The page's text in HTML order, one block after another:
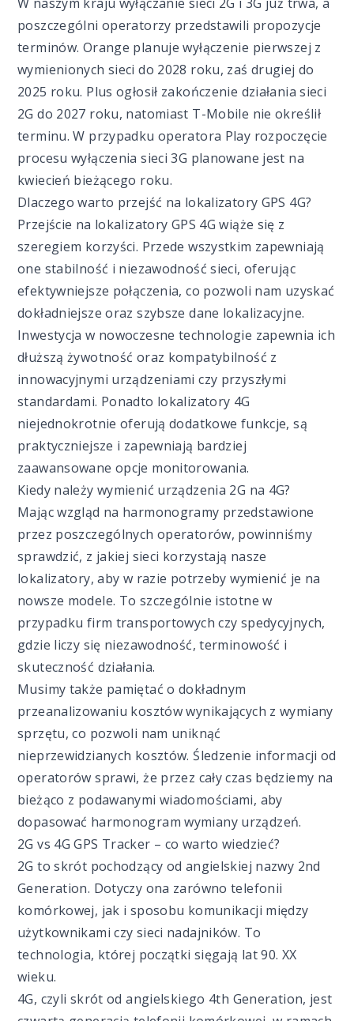
poszczególni operatorzy przedstawili propozycje
terminów. Orange planuje wyłączenie pierwszej z
wymienionych sieci do 2028 roku, zaś drugiej do
2025 roku. Plus ogłosił zakończenie działania sieci
2G do 2027 roku, natomiast T-Mobile nie określił
terminu. W przypadku operatora Play rozpoczęcie
procesu wyłączenia sieci 3G planowane jest na
kwiecień bieżącego roku.
Dlaczego warto przejść na lokalizatory GPS 4G?
Przejście na lokalizatory GPS 4G wiąże się z
szeregiem korzyści. Przede wszystkim zapewniają
one stabilność i niezawodność sieci, oferując
efektywniejsze połączenia, co pozwoli nam uzyskać
dokładniejsze oraz szybsze dane lokalizacyjne.
Inwestycja w nowoczesne technologie zapewnia ich
dłuższą żywotność oraz kompatybilność z
innowacyjnymi urządzeniami czy przyszłymi
standardami. Ponadto lokalizatory 4G
niejednokrotnie oferują dodatkowe funkcje, są
praktyczniejsze i zapewniają bardziej
zaawansowane opcje monitorowania.
Kiedy należy wymienić urządzenia 2G na 4G?
Mając wzgląd na harmonogramy przedstawione
przez poszczególnych operatorów, powinniśmy
sprawdzić, z jakiej sieci korzystają nasze
lokalizatory, aby w razie potrzeby wymienić je na
nowsze modele. To szczególnie istotne w
przypadku firm transportowych czy spedycyjnych,
gdzie liczy się niezawodność, terminowość i
skuteczność działania.
Musimy także pamiętać o dokładnym
przeanalizowaniu kosztów wynikających z wymiany
sprzętu, co pozwoli nam uniknąć
nieprzewidzianych kosztów. Śledzenie informacji od
operatorów sprawi, że przez cały czas będziemy na
bieżąco z podawanymi wiadomościami, aby
dopasować harmonogram wymiany urządzeń.
2G vs 4G GPS Tracker – co warto wiedzieć?
2G to skrót pochodzący od angielskiej nazwy 2nd
Generation. Dotyczy ona zarówno telefonii
komórkowej, jak i sposobu komunikacji między
użytkownikami czy sieci nadajników. To
technologia, której początki sięgają lat 90. XX
wieku.
4G, czyli skrót od angielskiego 4th Generation, jest